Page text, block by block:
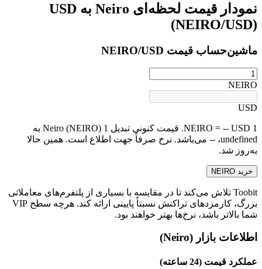
نمودار قیمت لحظه‌ای Neiro به USD
(NEIRO/USD)
ماشین‌حساب قیمت NEIRO/USD
NEIRO
USD
1 NEIRO = -- USD. قیمت کنونی تبدیل 1 Neiro (NEIRO) به
undefined، -- می‌باشد. نرخ صرفاً جهت اطلاع است. همین حالا
به‌روز شد.
خرید NEIRO
Toobit تلاش می‌کند تا در مقایسه با بسیاری از پلتفرم‌های معاملاتی
بزرگ، کارمزدهای تراکنش نسبتاً پایینی ارائه کند. هرچه سطح VIP
شما بالاتر باشد، نرخ‌ها بهتر خواهند بود.
اطلاعات بازار (Neiro)
عملکرد قیمت (24 ساعته)